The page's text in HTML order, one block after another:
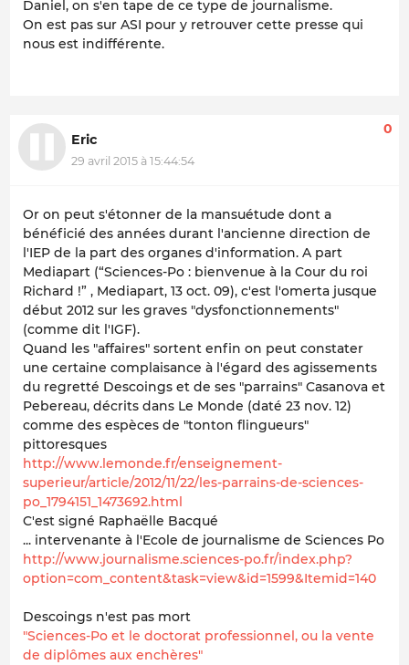
Daniel, on s'en tape de ce type de journalisme.
On est pas sur ASI pour y retrouver cette presse qui
nous est indifférente.
Eric
29 avril 2015 à 15:44:54
0
Or on peut s'étonner de la mansuétude dont a
bénéficié des années durant l'ancienne direction de
l'IEP de la part des organes d'information. A part
Mediapart (“Sciences-Po : bienvenue à la Cour du roi
Richard !” , Mediapart, 13 oct. 09), c'est l'omerta jusque
début 2012 sur les graves "dysfonctionnements"
(comme dit l'IGF).
Quand les "affaires" sortent enfin on peut constater
une certaine complaisance à l'égard des agissements
du regretté Descoings et de ses "parrains" Casanova et
Pebereau, décrits dans Le Monde (daté 23 nov. 12)
comme des espèces de "tonton flingueurs"
pittoresques
http://www.lemonde.fr/enseignement-
superieur/article/2012/11/22/les-parrains-de-sciences-
po_1794151_1473692.html
C'est signé Raphaëlle Bacqué
... intervenante à l'Ecole de journalisme de Sciences Po
http://www.journalisme.sciences-po.fr/index.php?
option=com_content&task=view&id=1599&Itemid=140
Descoings n'est pas mort
"Sciences-Po et le doctorat professionnel, ou la vente
de diplômes aux enchères"